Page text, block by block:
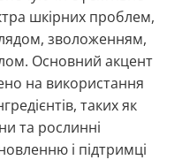
шкірних проблем,
зволоженням,
Основний акцент
на використання
таких як
та рослинні
і підтримці